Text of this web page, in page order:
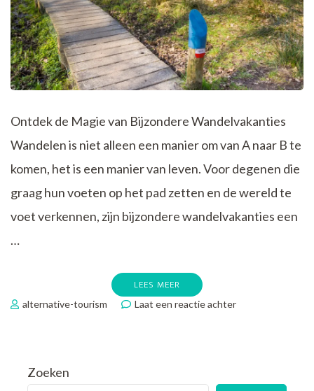
Ontdek de Magie van Bijzondere Wandelvakanties
Wandelen is niet alleen een manier om van A naar B te
komen, het is een manier van leven. Voor degenen die
graag hun voeten op het pad zetten en de wereld te
voet verkennen, zijn bijzondere wandelvakanties een
…
LEES MEER
alternative-tourism Laat een reactie achterop
Zoeken